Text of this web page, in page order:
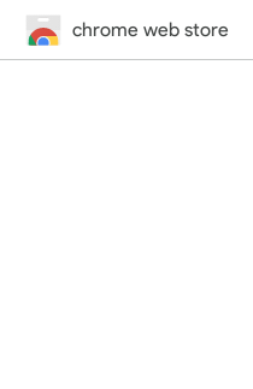
chrome web store